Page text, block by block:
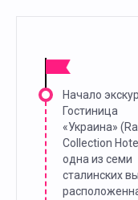
Начало
Гостиница
«Украина»
Collection
одна из семи
сталинских